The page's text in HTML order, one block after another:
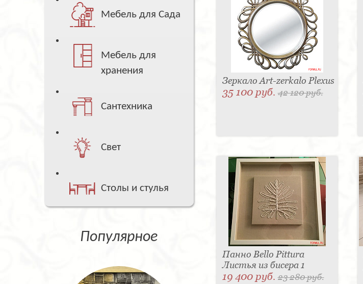
Мебель для Сада
Мебель для
хранения
Сантехника
Свет
Столы и стулья
Популярное
Зеркало Art-zerkalo Plexus
35 100 руб.42 120 руб.
Панно Bello Pittura
Листья из бисера 1
19 400 руб.23 280 руб.